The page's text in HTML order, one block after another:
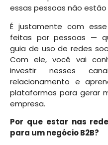
essas pessoas não estão
É justamente com
feitas por pessoas —
guia de uso de redes
Com ele, você vai
investir nesses
relacionamento e
plataformas para gerar
empresa.
Por que estar nas
para um negócio B2B?